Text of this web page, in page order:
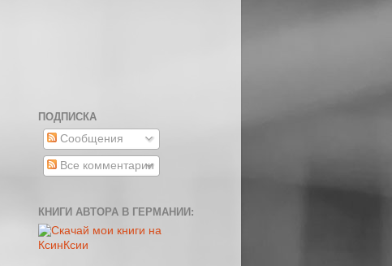
ПОДПИСКА
Сообщения
Все комментарии
КНИГИ АВТОРА В ГЕРМАНИИ: